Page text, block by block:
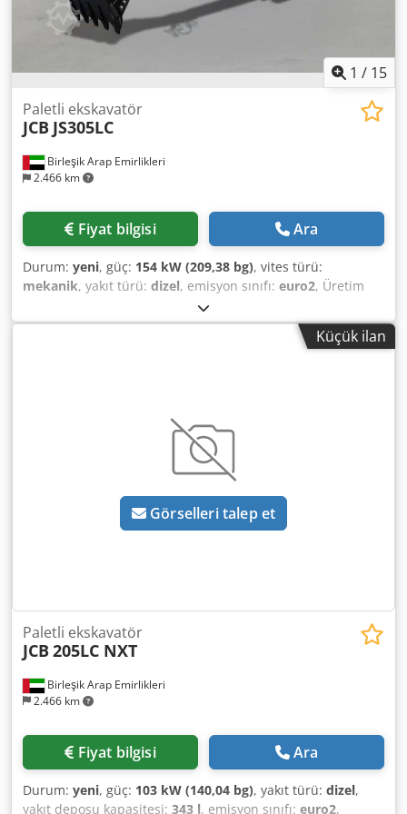
1 / 15
Birleşik Arap Emirlikleri
2.466 km
Paletli ekskavatör
JCB JS305LC
Fiyat bilgisi Ara
Durum: yeni, güç: 154 kW (209,38 bg), vites türü:
mekanik, yakıt türü: dizel, emisyon sınıfı: euro2, Üretim
, Silindir sayısı: 6 Azami toplam
ağırlık: 32.000 kg Cjdpjy Tyl Hjfx Afwoha Motor tipi:
Küçük ilan
Görselleri talep et
Birleşik Arap Emirlikleri
2.466 km
Paletli ekskavatör
JCB 205LC NXT
Fiyat bilgisi Ara
Durum: yeni, güç: 103 kW (140,04 bg), yakıt türü: dizel,
yakıt deposu kapasitesi: 343 l, emisyon sınıfı: euro2,